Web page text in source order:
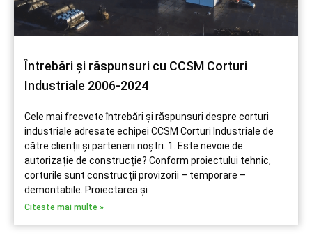
Întrebări și răspunsuri cu CCSM Corturi
Industriale 2006-2024
Cele mai frecvete întrebări și răspunsuri despre corturi
industriale adresate echipei CCSM Corturi Industriale de
către clienții și partenerii noștri. 1. Este nevoie de
autorizație de construcție? Conform proiectului tehnic,
corturile sunt construcții provizorii – temporare –
demontabile. Proiectarea și
Citeste mai multe »